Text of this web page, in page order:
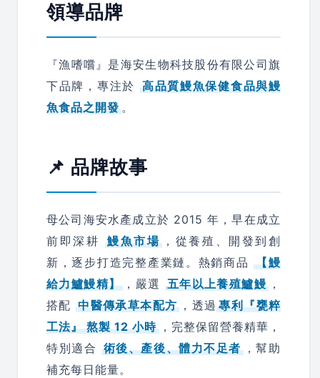
領導品牌
『漁嗜嚐』是海安生物科技股份有限公司旗
下品牌，專注於 高品質鰻魚保健食品與鰻
魚食品之開發。
📌 品牌故事
母公司海安水產成立於 2015 年，早在成立
前即深耕
鰻魚市場 ，從養殖、開發到創
新，逐步打造完整產業鏈。熱銷商品【鰻
給力鱸鰻精】 ，嚴選 五年以上養殖鱸鰻 ，
搭配中醫傳承草本配方 ，透過專利『甕粹
工法』 熬製 12 小時，完整保留營養精華，
特別適合 術後、產後、體力不足者，幫助
補充每日能量。